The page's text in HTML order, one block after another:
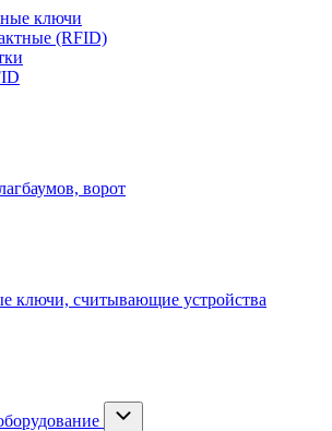
ключи
(RFID)
ворот
ключи, считывающие устройства